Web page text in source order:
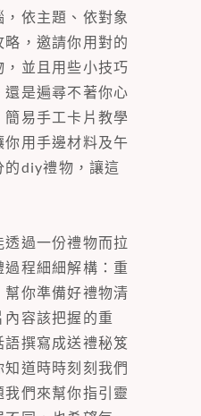
依主題、依對象
，邀請你用對的
並且用些小技巧
是遍尋不著你心
簡易手工卡片教學
用手邊材料及午
的diy禮物，讓這
過一份禮物而拉
程細細解構：重
你準備好禮物清
容該把握的重
撰寫成送禮秘笈
道時時刻刻我們
們來幫你指引靈